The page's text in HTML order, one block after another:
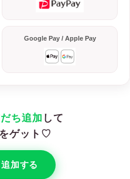
Google Pay / Apple Pay
ち追加 して
ゲット♡
加する